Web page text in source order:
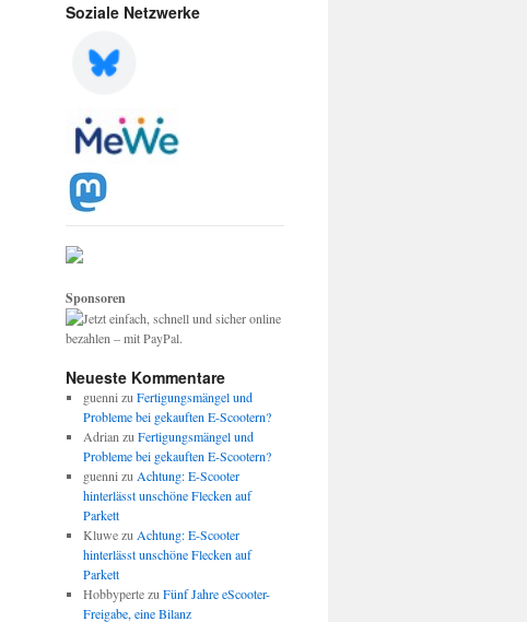
Soziale Netzwerke
Sponsoren
Neueste Kommentare
guenni zu Fertigungsmängel und
Probleme bei gekauften E-Scootern?
Adrian zu Fertigungsmängel und
Probleme bei gekauften E-Scootern?
guenni zu Achtung: E-Scooter
hinterlässt unschöne Flecken auf
Parkett
Kluwezu Achtung: E-Scooter
hinterlässt unschöne Flecken auf
Parkett
Hobbypertezu Fünf Jahre eScooter-
Freigabe, eine Bilanz